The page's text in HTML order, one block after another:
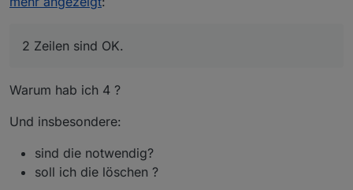
2 Zeilen sind OK.
Warum hab ich 4 ?
Und insbesondere:
sind die notwendig?
soll ich die löschen ?